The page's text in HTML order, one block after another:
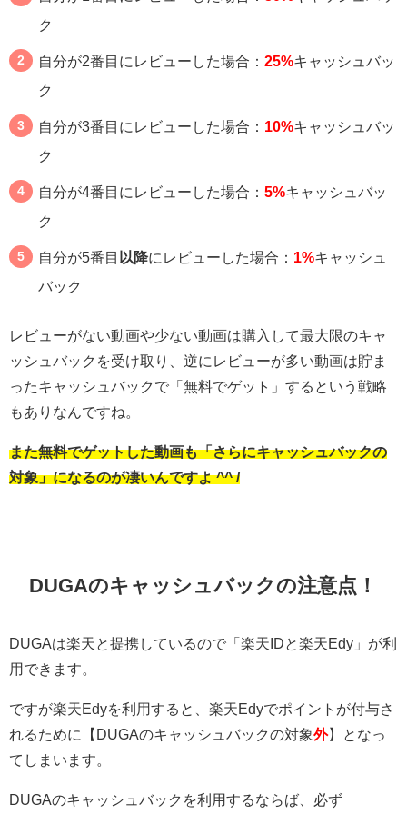
ク
自分が2番目にレビューした場合： 25%キャッシュバッ
ク
自分が3番目にレビューした場合： 10%キャッシュバッ
ク
自分が4番目にレビューした場合： 5%キャッシュバッ
ク
自分が5番目 以降にレビューした場合： 1%キャッシュ
バック
レビューがない動画や少ない動画は購入して最大限のキャ
ッシュバックを受け取り、逆にレビューが多い動画は貯ま
ったキャッシュバックで「無料でゲット」するという戦略
もありなんですね。
また無料でゲットした動画も「さらにキャッシュバックの
対象」になるのが凄いんですよ ^^ /
DUGAのキャッシュバックの注意点！
DUGAは楽天と提携しているので「楽天IDと楽天Edy」が利
用できます。
ですが楽天Edyを利用すると、楽天Edyでポイントが付与さ
れるために【DUGAのキャッシュバックの対象外】となっ
てしまいます。
DUGAのキャッシュバックを利用するならば、必ず